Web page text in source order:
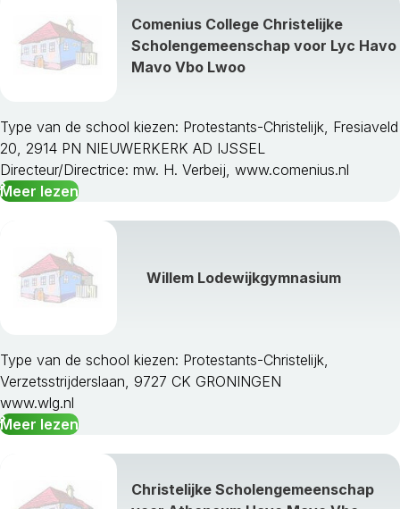
Comenius College Christelijke
Scholengemeenschap voor Lyc Havo
Mavo Vbo Lwoo
Type van de school kiezen: Protestants-Christelijk, Fresiaveld
20, 2914 PN NIEUWERKERK AD IJSSEL
Directeur/Directrice: mw. H. Verbeij, www.comenius.nl
Meer lezen
Willem Lodewijkgymnasium
Type van de school kiezen: Protestants-Christelijk,
Verzetsstrijderslaan, 9727 CK GRONINGEN
www.wlg.nl
Meer lezen
Christelijke Scholengemeenschap